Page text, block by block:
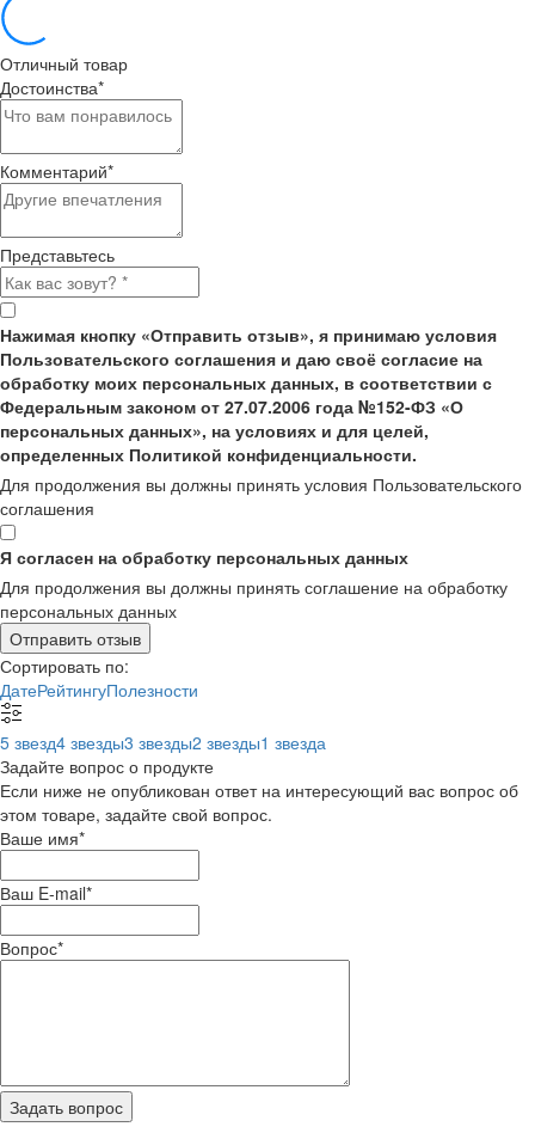
Отличный товар
Достоинства*
Комментарий*
Представьтесь
Нажимая кнопку «Отправить отзыв», я принимаю условия
Пользовательского соглашения и даю своё согласие на
обработку моих персональных данных, в соответствии с
Федеральным законом от 27.07.2006 года №152-ФЗ «О
персональных данных», на условиях и для целей,
определенных Политикой конфиденциальности.
Для продолжения вы должны принять условия Пользовательского
соглашения
Я согласен на обработку персональных данных
Для продолжения вы должны принять соглашение на обработку
персональных данных
Отправить отзыв
Сортировать по:
ДатеРейтингуПолезности
5 звезд4 звезды3 звезды2 звезды1 звезда
Задайте вопрос о продукте
Если ниже не опубликован ответ на интересующий вас вопрос об
этом товаре, задайте свой вопрос.
Ваше имя*
Ваш E-mail*
Вопрос*